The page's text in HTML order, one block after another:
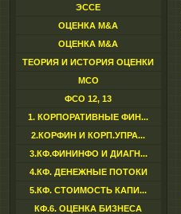
ЭССЕ
ОЦЕНКА M&A
ОЦЕНКА M&A
ТЕОРИЯ И ИСТОРИЯ ОЦЕНКИ
МСО
ФСО 12, 13
1. КОРПОРАТИВНЫЕ ФИН...
2.КОРФИН И КОРП.УПРА...
3.КФ.ФИНИНФО И ДИАГН...
4.КФ. ДЕНЕЖНЫЕ ПОТОКИ
5.КФ. СТОИМОСТЬ КАПИ...
КФ.6. ОЦЕНКА БИЗНЕСА